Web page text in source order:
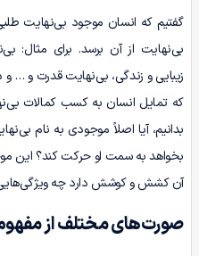
گفتیم که انسان موجود بی‌نهایت
بی‌نهایت از آن برسد. برای مثال:
زیبایی و زندگی، بی‌نهایت قدرت و … و
که تمایل انسان به کسب کمالات
بدانیم، آیا اصلاً موجودی به نام
بخواهد به سمت او حرکت کند؟ این
آن کشش و کوشش دارد چه ویژگی‌هایی
صورت‌های مختلف از